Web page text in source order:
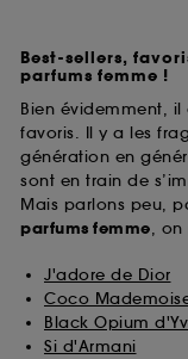
Best-sellers,
parfums femme !
Bien évidemment,
favoris. Il y a les
génération en
sont en train de
Mais parlons peu,
parfums femme, on
J'adore de Dior
Coco
Black Opium
Si d'Armani